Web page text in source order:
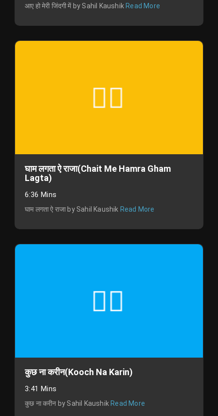
आए हो मेरी जिंदगी में by Sahil Kaushik Read More
घाम लगता ऐ राजा(Chait Me Hamra Gham
Lagta)
6:36 Mins
घाम लगता ऐ राजा by Sahil Kaushik Read More
कुछ ना करीन(Kooch Na Karin)
3:41 Mins
कुछ ना करीन by Sahil Kaushik Read More